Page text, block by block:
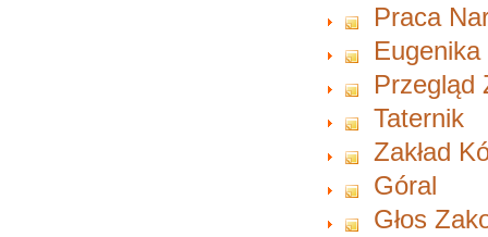
Praca
Eugenika
Przegląd
Taternik
Zakład
Góral
Głos